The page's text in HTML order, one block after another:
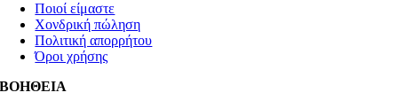
Ποιοί είμαστε
Χονδρική πώληση
Πολιτική απορρήτου
Όροι χρήσης
ΒΟΗΘΕΙΑ